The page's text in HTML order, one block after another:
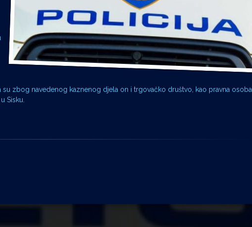
zbog navedenog kaznenog djela on i trgovačko društvo, kao pravna osoba,
Sisku.